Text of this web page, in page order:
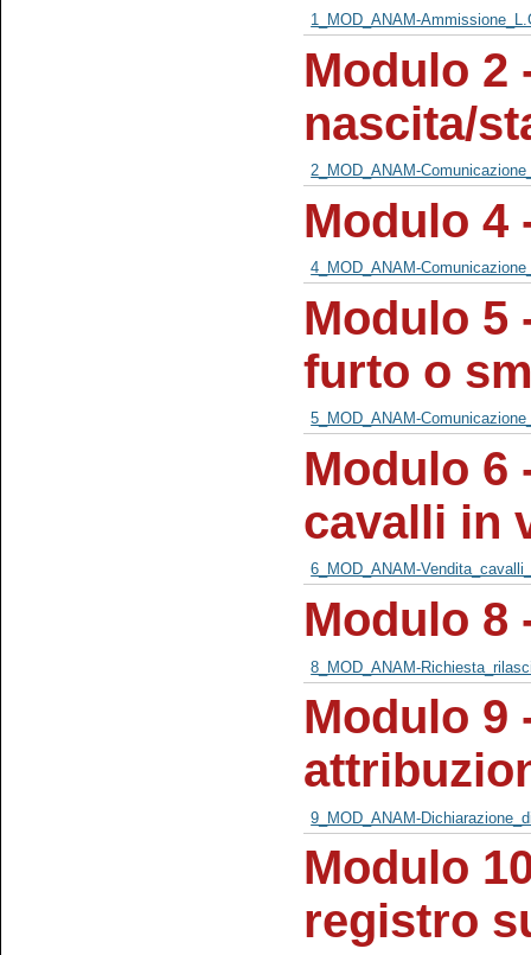
1_MOD_ANAM-
Modulo 2
nascita/
2_MOD_ANAM-
Modulo 4
4_MOD_ANAM-
Modulo 5
furto o
5_MOD_ANAM-
Modulo 6
cavalli in
6_MOD_ANAM-
Modulo 8
8_MOD_ANAM-
Modulo 9
9_MOD_ANAM-
Modulo
registro